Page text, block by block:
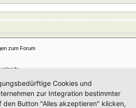
Cookies und
zur Integration bestimmter
den Button "Alles akzeptieren" klicken,